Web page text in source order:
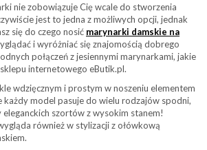
nie zobowiązuje Cię wcale do stworzenia
jest to jedna z możliwych opcji, jednak
się do czego nosić marynarki damskie na
i wyróżniać się znajomością dobrego
połączeń z jesiennymi marynarkami, jakie
internetowego eButik.pl.
wdzięcznym i prostym w noszeniu elementem
każdy model pasuje do wielu rodzajów spodni,
szortów z wysokim stanem!
również w stylizacji z ołówkową